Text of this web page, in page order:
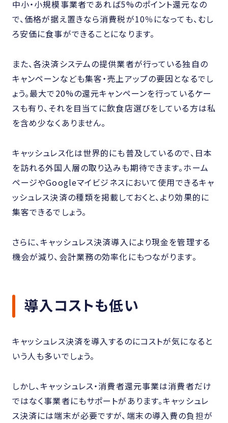
中小・小規模事業者であれば5%のポイント還元なの
で、価格が据え置きなら消費税が10％になっても、むし
ろ安価に食事ができることになります。
また、各決済システムの提供業者が行っている独自の
キャンペーンなども集客・売上アップの要因となるでし
ょう。最大で20%の還元キャンペーンを行っているケー
スも有り、それを目当てに飲食店選びをしている方は私
を含め少なくありません。
キャッシュレス化は世界的にも普及しているので、日本
を訪れる外国人層の取り込みも期待できます。ホーム
ページやGoogleマイビジネスにおいて使用できるキャ
ッシュレス決済の種類を掲載しておくと、より効果的に
集客できるでしょう。
さらに、キャッシュレス決済導入により現金を管理する
機会が減り、会計業務の効率化にもつながります。
導入コストも低い
キャッシュレス決済を導入するのにコストが気になると
いう人も多いでしょう。
しかし、キャッシュレス・消費者還元事業は消費者だけ
ではなく事業者にもサポートがあります。キャッシュレ
ス決済には端末が必要ですが、端末の導入費の負担が